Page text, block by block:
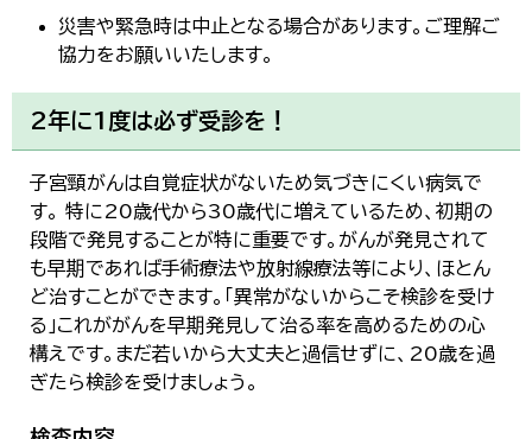
災害や緊急時は中止となる場合があります。ご理解ご
協力をお願いいたします。
2年に1度は必ず受診を！
子宮頸がんは自覚症状がないため気づきにくい病気で
す。 特に20歳代から30歳代に増えているため、初期の
段階で発見することが特に重要です。がんが発見されて
も早期であれば手術療法や放射線療法等により、ほとん
ど治すことができます。「異常がないからこそ検診を受け
る」これががんを早期発見して治る率を高めるための心
構えです。まだ若いから大丈夫と過信せずに、20歳を過
ぎたら検診を受けましょう。